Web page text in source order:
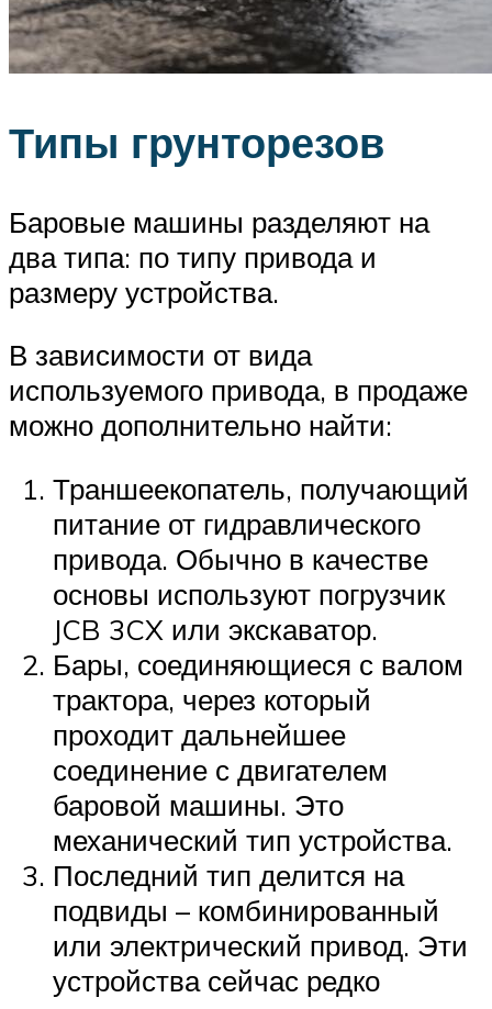
Типы грунторезов
Баровые машины разделяют на
два типа: по типу привода и
размеру устройства.
В зависимости от вида
используемого привода, в продаже
можно дополнительно найти:
Траншеекопатель, получающий
питание от гидравлического
привода. Обычно в качестве
основы используют погрузчик
JCB 3CX или экскаватор.
Бары, соединяющиеся с валом
трактора, через который
проходит дальнейшее
соединение с двигателем
баровой машины. Это
механический тип устройства.
Последний тип делится на
подвиды – комбинированный
или электрический привод. Эти
устройства сейчас редко